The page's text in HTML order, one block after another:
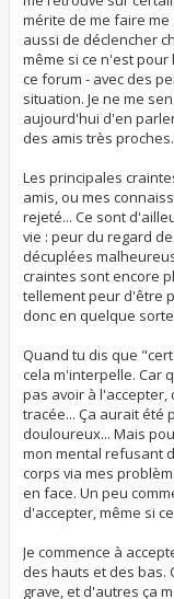
mérite de me faire
aussi de déclencher
même si ce n'est
ce forum - avec des
situation. Je ne me
aujourd'hui d'en
des amis très proches.
Les principales
amis, ou mes
rejeté... Ce sont
vie : peur du regard
décuplées
craintes sont encore
tellement peur d'être
donc en quelque
Quand tu dis que
cela m'interpelle. Car
pas avoir à
tracée... Ça aurait été
douloureux... Mais
mon mental refusant
corps via mes
en face. Un peu
d'accepter, même si
Je commence à
des hauts et des bas.
grave, et d'autres ça